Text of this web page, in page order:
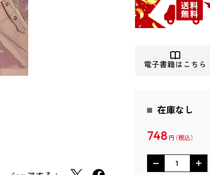
電子書籍はこちら
在庫なし
748 円